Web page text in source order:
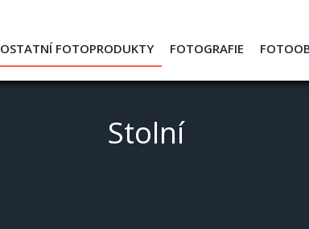
FOTOGRAFIE
OSTATNÍ FOTOPRODUKTY
Stolní